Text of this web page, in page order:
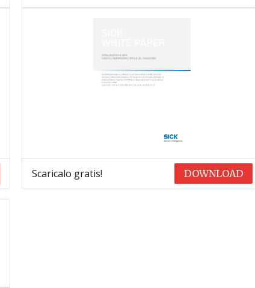
Scaricalo gratis! DOWNLOAD